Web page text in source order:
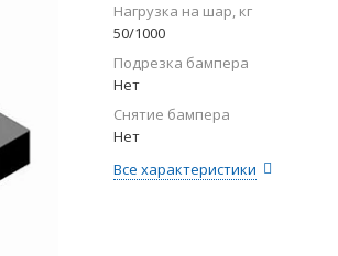
Нагрузка на шар, кг
50/1000
Подрезка бампера
Нет
Снятие бампера
Нет
Все характеристики